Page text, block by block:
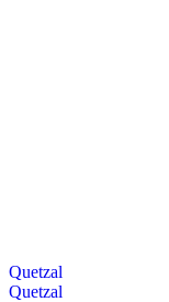
Quetzal
Quetzal